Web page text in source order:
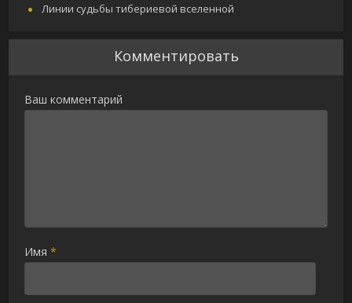
Линии судьбы тибериевой вселенной
Комментировать
Ваш комментарий
Имя*